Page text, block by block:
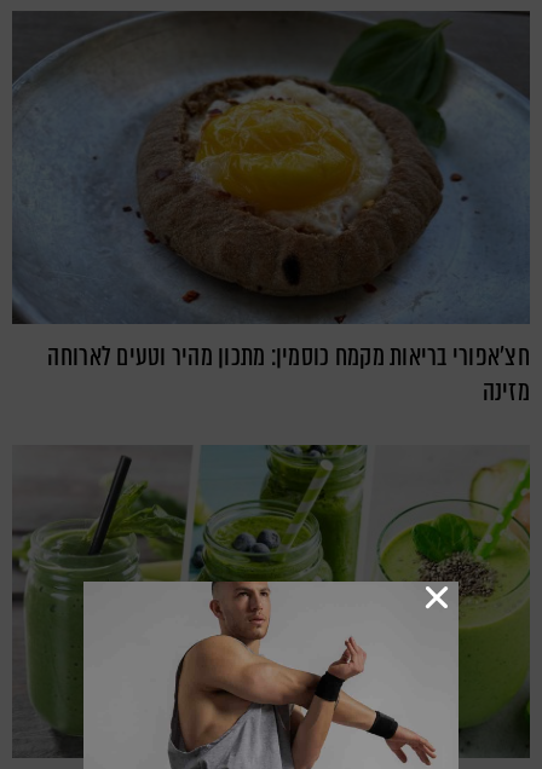
חצ'אפורי בריאות מקמח כוסמין: מתכון מהיר וטעים לארוחה
מזינה